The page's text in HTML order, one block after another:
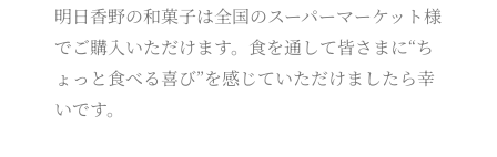
明日香野の和菓子は全国のスーパーマーケット様
でご購入いただけます。食を通して皆さまに“ち
ょっと食べる喜び”を感じていただけましたら幸
いです。